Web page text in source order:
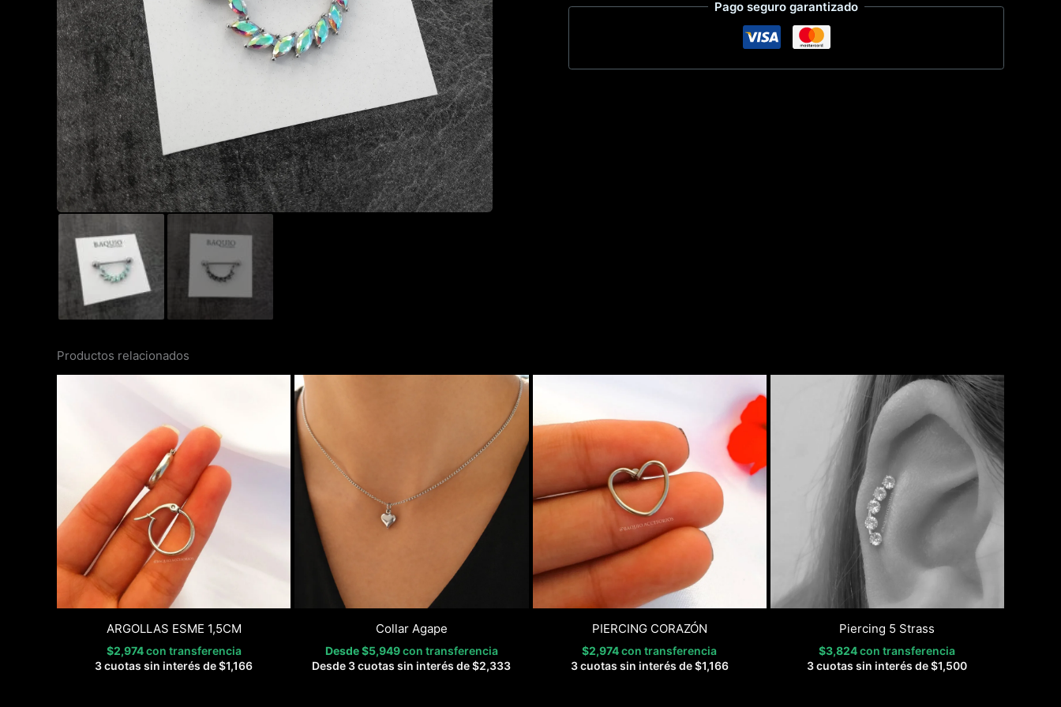
Pago seguro garantizado
Productos relacionados
ARGOLLAS ESME 1,5CM
$2,974con transferencia
3 cuotas sin interés de$1,166
Collar Agape
Desde$5,949con transferencia
Desde 3 cuotas sin interés de$2,333
PIERCING CORAZÓN
$2,974con transferencia
3 cuotas sin interés de$1,166
Piercing 5 Strass
$3,824con transferencia
3 cuotas sin interés de$1,500